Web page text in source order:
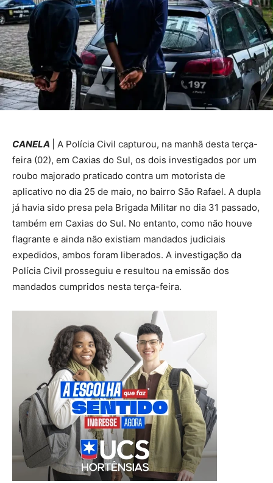
CANELA
| A Polícia Civil capturou, na manhã desta terça-
feira (02), em Caxias do Sul, os dois investigados por um
roubo majorado praticado contra um motorista de
aplicativo no dia 25 de maio, no bairro São Rafael. A dupla
já havia sido presa pela Brigada Militar no dia 31 passado,
também em Caxias do Sul. No entanto, como não houve
flagrante e ainda não existiam mandados judiciais
expedidos, ambos foram liberados. A investigação da
Polícia Civil prosseguiu e resultou na emissão dos
mandados cumpridos nesta terça-feira.